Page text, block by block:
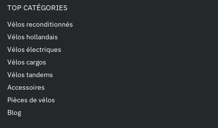
TOP CATÉGORIES
Vélos reconditionnés
Vélos hollandais
Vélos électriques
Vélos cargos
Vélos tandems
Accessoires
Pièces de vélos
Blog